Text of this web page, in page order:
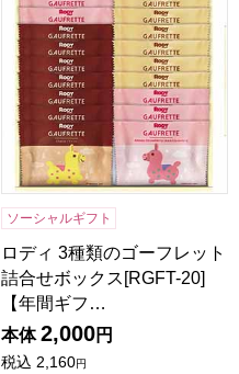
ソーシャルギフト
ロディ 3種類のゴーフレット
詰合せボックス[RGFT-20]
【年間ギフ…
本体 2,000円
税込 2,160円